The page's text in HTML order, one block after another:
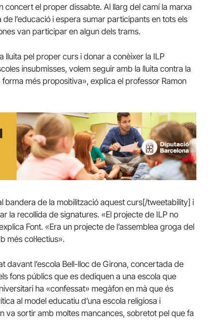
concert el proper dissabte. Al llarg del camí la marxa
l’educació i espera sumar participants en tots els
van participar en algun dels trams.
lluita pel proper curs i donar a conèixer la ILP
insubmisses, volem seguir amb la lluita contra la
forma més propositiva», explica el professor Ramon
bandera de la mobilització aquest curs[/tweetability] i
la recollida de signatures. «El projecte de ILP no
Font. «Era un projecte de l’assemblea groga del
més col·lectius».
davant l’escola Bell-lloc de Girona, concertada de
fons públics que es dediquen a una escola que
ha «confessat» megàfon en mà que és
al model educatiu d’una escola religiosa i
va sortir amb moltes mancances, sobretot pel que fa